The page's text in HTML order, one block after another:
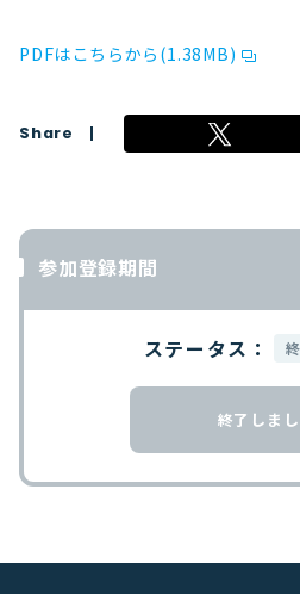
PDFはこちらから(1.38MB)
Share
参加登録期間
ステータス：
終了しま